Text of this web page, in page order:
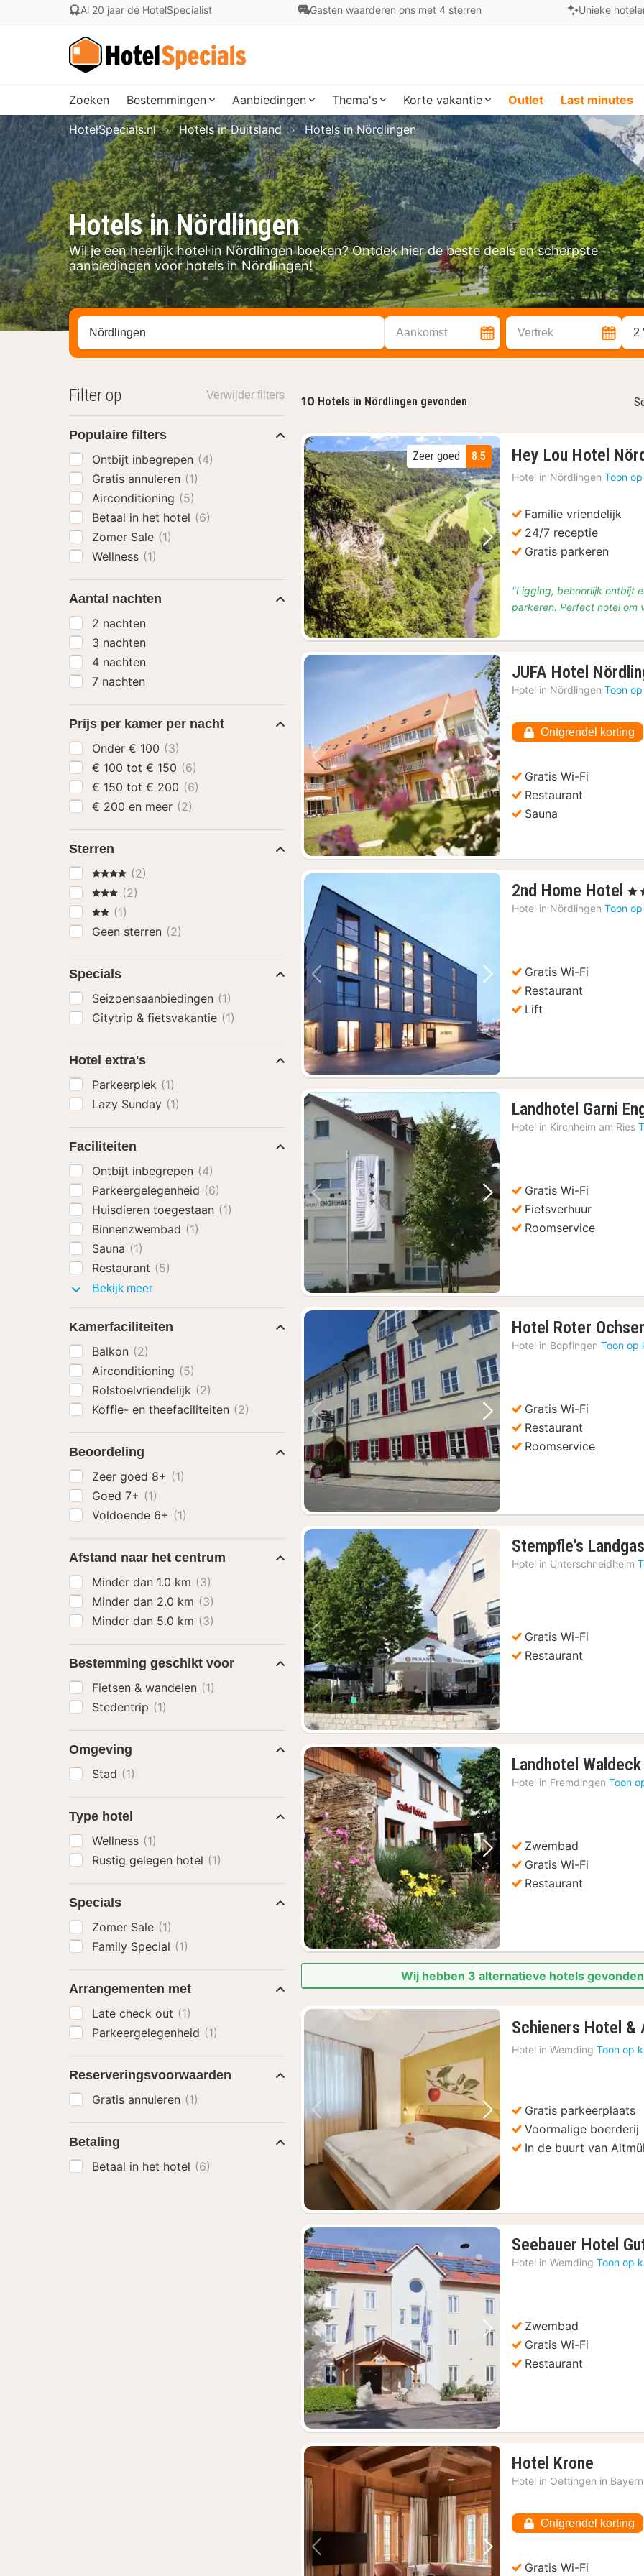
Al 20 jaar dé HotelSpecialist Gasten waarderen ons met 4 sterren Unieke
Zoeken Bestemmingen Aanbiedingen Thema's Korte vakantie Outlet Last minutes
Hotels in Nördlingen
Wil je een heerlijk hotel in Nördlingen boeken? Ontdek hier de beste deals en scherpste
aanbiedingen voor hotels in Nördlingen!
HotelSpecials.nl Hotels in Duitsland Hotels in Nördlingen
Zoek op hotel, regio of stad Aankomst Vertrek 2
10 Hotels in Nördlingen gevonden
Vorige foto Volgende foto
8.5
Zeer goed Hey Lou Hotel
Hotel in Nördlingen Toon
Familie vriendelijk
24/7 receptie
Gratis parkeren
"Ligging, behoorlijk ontbijt
parkeren. Perfect hotel om
Vorige foto Volgende foto
JUFA Hotel
Hotel in Nördlingen Toon
Ontgrendel korting
Gratis Wi-Fi
Restaurant
Sauna
Vorige foto Volgende foto
2nd Home Hotel 1
, 4
Hotel in Nördlingen Toon
Gratis Wi-Fi
Restaurant
Lift
Vorige foto Volgende foto
Landhotel Garni
Hotel in Kirchheim am Ries
Gratis Wi-Fi
Fietsverhuur
Roomservice
Vorige foto Volgende foto
Hotel Roter
Hotel in Bopfingen Toon op
Gratis Wi-Fi
Restaurant
Roomservice
Vorige foto Volgende foto
Stempfle's
Hotel in Unterschneidheim
Gratis Wi-Fi
Restaurant
Vorige foto Volgende foto
Landhotel Waldeck1
Hotel in Fremdingen Toon
Zwembad
Gratis Wi-Fi
Restaurant
Wij hebben 3 alternatieve hotels
Vorige foto Volgende foto
Schieners Hotel &
Hotel in Wemding Toon op
Gratis parkeerplaats
Voormalige boerderij
In de buurt van
Vorige foto Volgende foto
Seebauer Hotel
Hotel in Wemding Toon op
Zwembad
Gratis Wi-Fi
Restaurant
Vorige foto Volgende foto
Hotel Krone
nacht
€
94,44
Hotel in Oettingen in Bayern
Ontgrendel korting
Gratis Wi-Fi
Filter op Verwijder filters
Populaire filters
Ontbijt inbegrepen (4)
Gratis annuleren (1)
Airconditioning (5)
Betaal in het hotel (6)
Zomer Sale (1)
Wellness (1)
Aantal nachten
2 nachten
3 nachten
4 nachten
7 nachten
Prijs per kamer per nacht
Onder € 100 (3)
€ 100 tot € 150 (6)
€ 150 tot € 200 (6)
€ 200 en meer (2)
Sterren
4 Sterren
(2)
3 Sterren
(2)
2 Sterren
(1)
Geen sterren (2)
Specials
Seizoensaanbiedingen (1)
Citytrip & fietsvakantie (1)
Hotel extra's
Parkeerplek (1)
Lazy Sunday (1)
Faciliteiten
Ontbijt inbegrepen (4)
Parkeergelegenheid (6)
Huisdieren toegestaan (1)
Binnenzwembad (1)
Sauna (1)
Restaurant (5)
Bekijk meerFaciliteiten
Kamerfaciliteiten
Balkon (2)
Airconditioning (5)
Rolstoelvriendelijk (2)
Koffie- en theefaciliteiten (2)
Beoordeling
Zeer goed 8+ (1)
Goed 7+ (1)
Voldoende 6+ (1)
Afstand naar het centrum
Minder dan 1.0 km (3)
Minder dan 2.0 km (3)
Minder dan 5.0 km (3)
Bestemming geschikt voor
Fietsen & wandelen (1)
Stedentrip (1)
Omgeving
Stad (1)
Type hotel
Wellness (1)
Rustig gelegen hotel (1)
Specials
Zomer Sale (1)
Family Special (1)
Arrangementen met
Late check out (1)
Parkeergelegenheid (1)
Reserveringsvoorwaarden
Gratis annuleren (1)
Betaling
Betaal in het hotel (6)